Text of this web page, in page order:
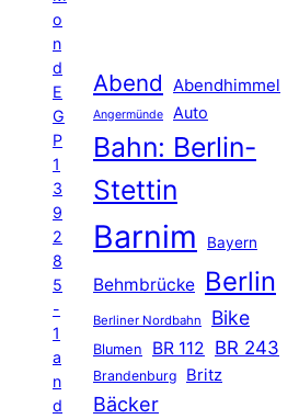
o
n
d
E
G
P
1
3
9
2
8
5
-
1
a
n
d
Abend Abendhimmel
Angermünde Auto
Bahn: Berlin-
Stettin
Barnim Bayern
Behmbrücke Berlin
Berliner Nordbahn Bike
Blumen BR 112 BR 243
Brandenburg Britz
Bäcker